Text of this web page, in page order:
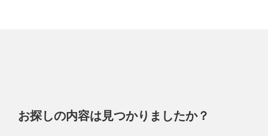
お探しの内容は見つかりましたか？